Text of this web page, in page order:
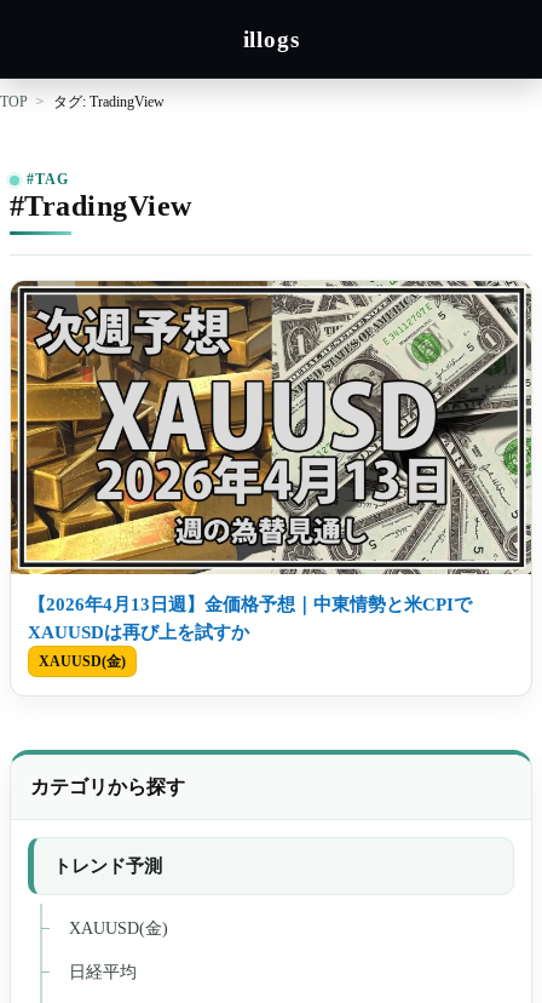
illogs
TOP タグ: TradingView
#TAG
#TradingView
【2026年4月13日週】金価格予想｜中東情勢と米CPIで
XAUUSDは再び上を試すか
XAUUSD(金)
カテゴリから探す
トレンド予測
XAUUSD(金)
日経平均